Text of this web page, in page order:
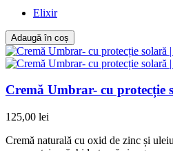
Elixir
Adaugă în coș
Cremă Umbrar- cu protecție
125,00 lei
Cremă naturală cu oxid de zinc și